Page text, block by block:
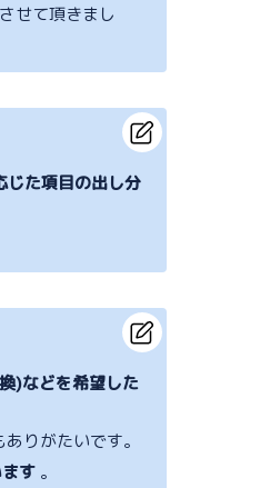
せて頂きまし
じた項目の出し分
)などを希望した
りがたいです。
す 。